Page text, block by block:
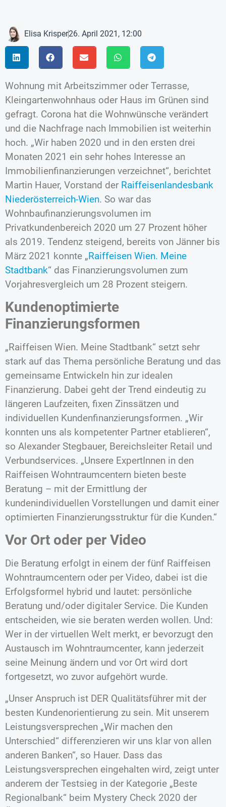
Elisa Krisper26. April 2021, 12:00
Wohnung mit Arbeitszimmer oder Terrasse,
Kleingartenwohnhaus oder Haus im Grünen sind
gefragt. Corona hat die Wohnwünsche verändert
und die Nachfrage nach Immobilien ist weiterhin
hoch. „Wir haben 2020 und in den ersten drei
Monaten 2021 ein sehr hohes Interesse an
Immobilienfinanzierungen verzeichnet“, berichtet
Martin Hauer, Vorstand der Raiffeisenlandesbank
Niederösterreich-Wien. So war das
Wohnbaufinanzierungsvolumen im
Privatkundenbereich 2020 um 27 Prozent höher
als 2019. Tendenz steigend, bereits von Jänner bis
März 2021 konnte „Raiffeisen Wien. Meine
Stadtbank“ das Finanzierungsvolumen zum
Vorjahresvergleich um 28 Prozent steigern.
Kundenoptimierte
Finanzierungsformen
„Raiffeisen Wien. Meine Stadtbank“ setzt sehr
stark auf das Thema persönliche Beratung und das
gemeinsame Entwickeln hin zur idealen
Finanzierung. Dabei geht der Trend eindeutig zu
längeren Laufzeiten, fixen Zinssätzen und
individuellen Kundenfinanzierungsformen. „Wir
konnten uns als kompetenter Partner etablieren“,
so Alexander Stegbauer, Bereichsleiter Retail und
Verbundservices. „Unsere ExpertInnen in den
Raiffeisen Wohntraumcentern bieten beste
Beratung – mit der Ermittlung der
kundenindividuellen Vorstellungen und damit einer
optimierten Finanzierungsstruktur für die Kunden.“
Vor Ort oder per Video
Die Beratung erfolgt in einem der fünf Raiffeisen
Wohntraumcentern oder per Video, dabei ist die
Erfolgsformel hybrid und lautet: persönliche
Beratung und/oder digitaler Service. Die Kunden
entscheiden, wie sie beraten werden wollen. Und:
Wer in der virtuellen Welt merkt, er bevorzugt den
Austausch im Wohntraumcenter, kann jederzeit
seine Meinung ändern und vor Ort wird dort
fortgesetzt, wo zuvor aufgehört wurde.
„Unser Anspruch ist DER Qualitätsführer mit der
besten Kundenorientierung zu sein. Mit unserem
Leistungsversprechen „Wir machen den
Unterschied“ differenzieren wir uns klar von allen
anderen Banken“, so Hauer. Dass das
Leistungsversprechen eingehalten wird, zeigt unter
anderem der Testsieg in der Kategorie „Beste
Regionalbank“ beim Mystery Check 2020 der